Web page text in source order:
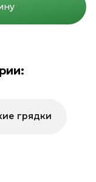
грядки